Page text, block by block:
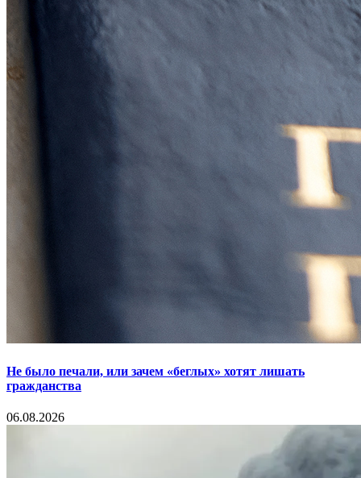
Не было печали, или зачем «беглых» хотят лишать
гражданства
06.08.2026